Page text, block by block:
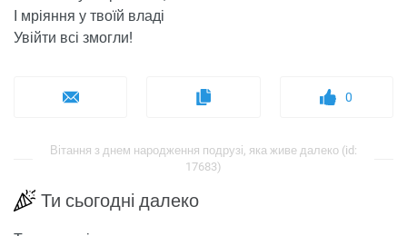
І мріяння у твоїй владі
Увійти всі змогли!
0
Вітання з днем ​​народження подрузі, яка живе далеко (id:
17683)
Ти сьогодні далеко